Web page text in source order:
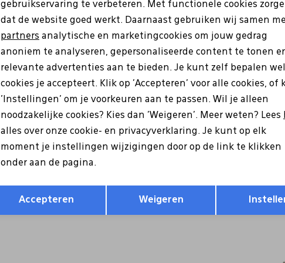
Analytische cookies Marketing cookies
Opslaan
gebruikservaring te verbeteren. Met functionele cookies
dat de website goed werkt. Daarnaast gebruiken wij samen
partners analytische en marketingcookies om jouw gedrag
anoniem te analyseren, gepersonaliseerde content te tonen
relevante advertenties aan te bieden. Je kunt zelf bepalen
cookies je accepteert. Klik op 'Accepteren' voor alle cookies, of
'Instellingen' om je voorkeuren aan te passen. Wil je alleen
noodzakelijke cookies? Kies dan 'Weigeren'. Meer weten? Lees
alles over onze cookie- en privacyverklaring. Je kunt op elk
moment je instellingen wijzigingen door op de link te klikken
onder aan de pagina.
Accepteren Weigeren